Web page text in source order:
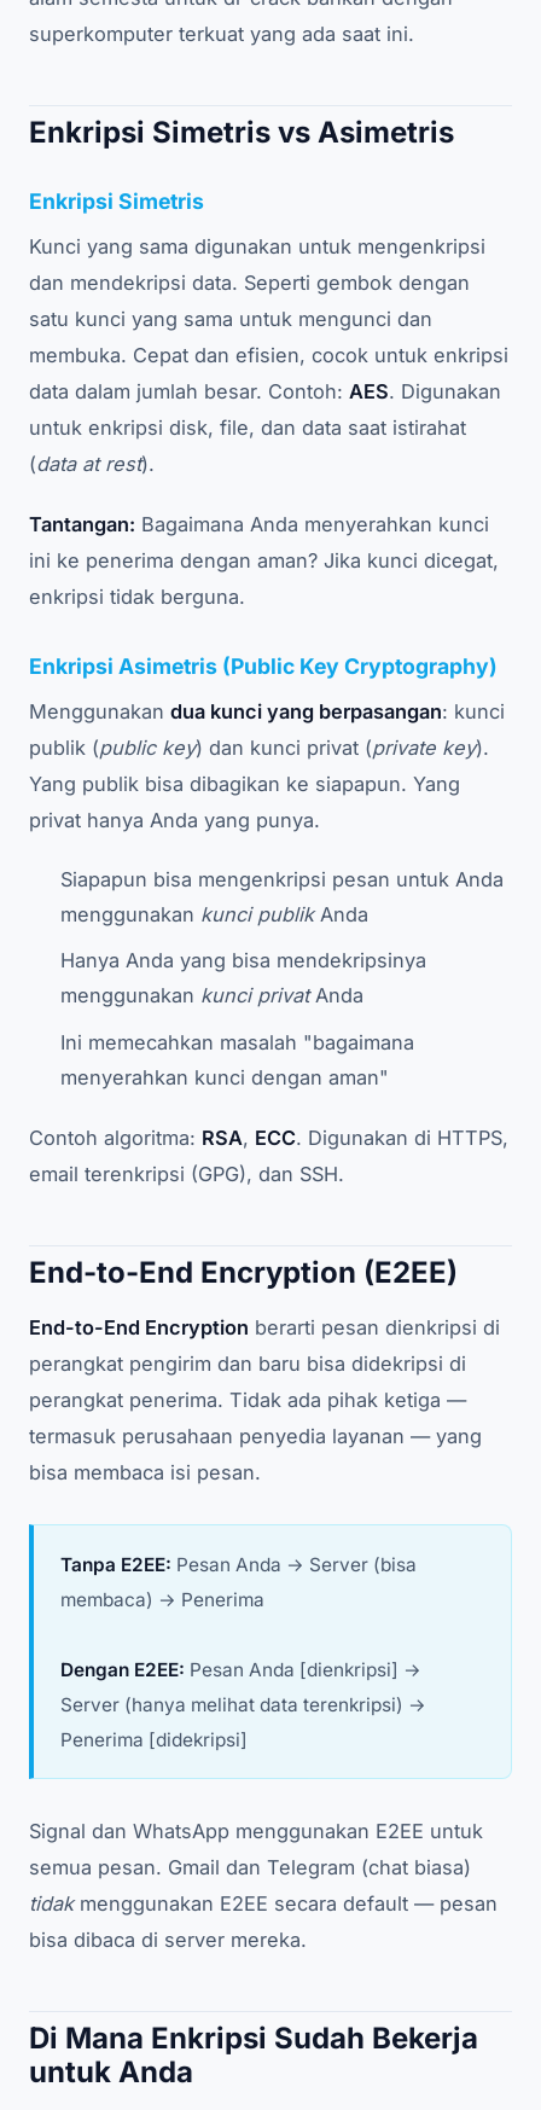
superkomputer terkuat yang ada saat ini.
Enkripsi Simetris vs Asimetris
Enkripsi Simetris
Kunci yang sama digunakan untuk mengenkripsi
dan mendekripsi data. Seperti gembok dengan
satu kunci yang sama untuk mengunci dan
membuka. Cepat dan efisien, cocok untuk enkripsi
data dalam jumlah besar. Contoh: AES. Digunakan
untuk enkripsi disk, file, dan data saat istirahat
(data at rest).
Tantangan: Bagaimana Anda menyerahkan kunci
ini ke penerima dengan aman? Jika kunci dicegat,
enkripsi tidak berguna.
Enkripsi Asimetris (Public Key Cryptography)
Menggunakan dua kunci yang berpasangan: kunci
publik (public key) dan kunci privat (private key).
Yang publik bisa dibagikan ke siapapun. Yang
privat hanya Anda yang punya.
Siapapun bisa mengenkripsi pesan untuk Anda
menggunakan kunci publikAnda
Hanya Anda yang bisa mendekripsinya
menggunakan kunci privatAnda
Ini memecahkan masalah "bagaimana
menyerahkan kunci dengan aman"
Contoh algoritma: RSA, ECC. Digunakan di HTTPS,
email terenkripsi (GPG), dan SSH.
End-to-End Encryption (E2EE)
End-to-End Encryption berarti pesan dienkripsi di
perangkat pengirim dan baru bisa didekripsi di
perangkat penerima. Tidak ada pihak ketiga —
termasuk perusahaan penyedia layanan — yang
bisa membaca isi pesan.
Tanpa E2EE: Pesan Anda → Server (bisa
membaca) → Penerima
Dengan E2EE: Pesan Anda [dienkripsi] →
Server (hanya melihat data terenkripsi) →
Penerima [didekripsi]
Signal dan WhatsApp menggunakan E2EE untuk
semua pesan. Gmail dan Telegram (chat biasa)
tidakmenggunakan E2EE secara default — pesan
bisa dibaca di server mereka.
Di Mana Enkripsi Sudah Bekerja
untuk Anda